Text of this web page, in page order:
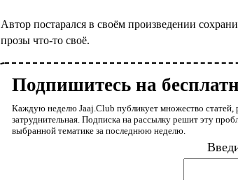
Автор постарался в своём произведении
прозы что-то своё.
Подпишитесь на
Каждую неделю Jaaj.Club публикует множество статей,
затруднительная. Подписка на рассылку решит эту
выбранной тематике за последнюю неделю.